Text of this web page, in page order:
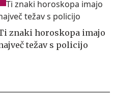
znaki horoskopa imajo
težav s policijo